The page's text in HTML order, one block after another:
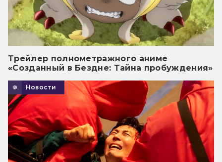
Трейлер полнометражного аниме
«Созданный в Бездне: Тайна пробуждения»
Новости